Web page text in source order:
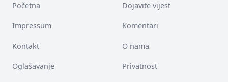
Početna Dojavite vijest
Impressum Komentari
Kontakt O nama
Oglašavanje Privatnost